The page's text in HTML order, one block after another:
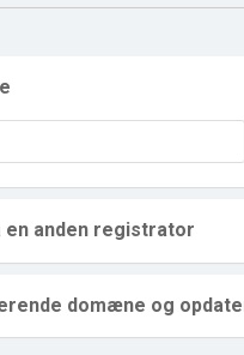
anden registrator
domæne og